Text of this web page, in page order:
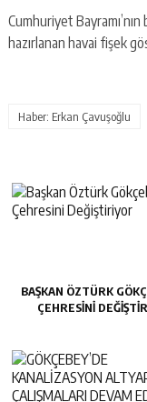
Cumhuriyet
hazırlanan havai fişek
Haber: Erkan Çavuşoğlu
BAŞKAN ÖZTÜRK
ÇEHRESINI